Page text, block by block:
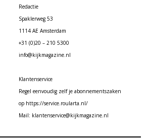
Redactie
Spaklerweg 53
1114 AE Amsterdam
+31 (0)20 – 210 5300
info@kijkmagazine.nl
Klantenservice
Regel eenvoudig zelf je abonnementszaken
op https://service.roularta.nl/
Mail: klantenservice@kijkmagazine.nl